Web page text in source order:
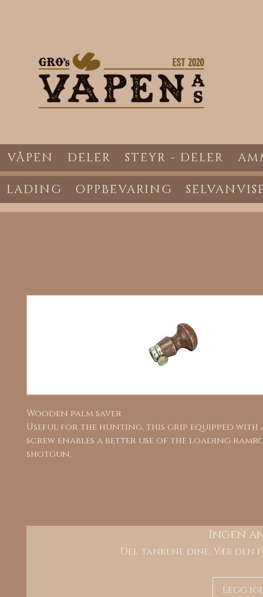
VÅPEN DELER STEYR - DELER
LADING OPPBEVARING
Wooden palm saver
Useful for the hunting, this grip equipped with
screw enables a better use of the loading
shotgun.
Ingen
Del tankene dine. Vær den
Legg